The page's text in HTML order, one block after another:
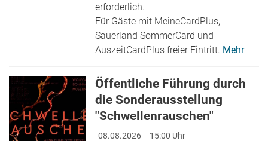
erforderlich.
Für Gäste mit MeineCardPlus,
Sauerland SommerCard und
AuszeitCardPlus freier Eintritt. Mehr
Öffentliche Führung durch
die Sonderausstellung
"Schwellenrauschen"
08.08.2026 15:00 Uhr